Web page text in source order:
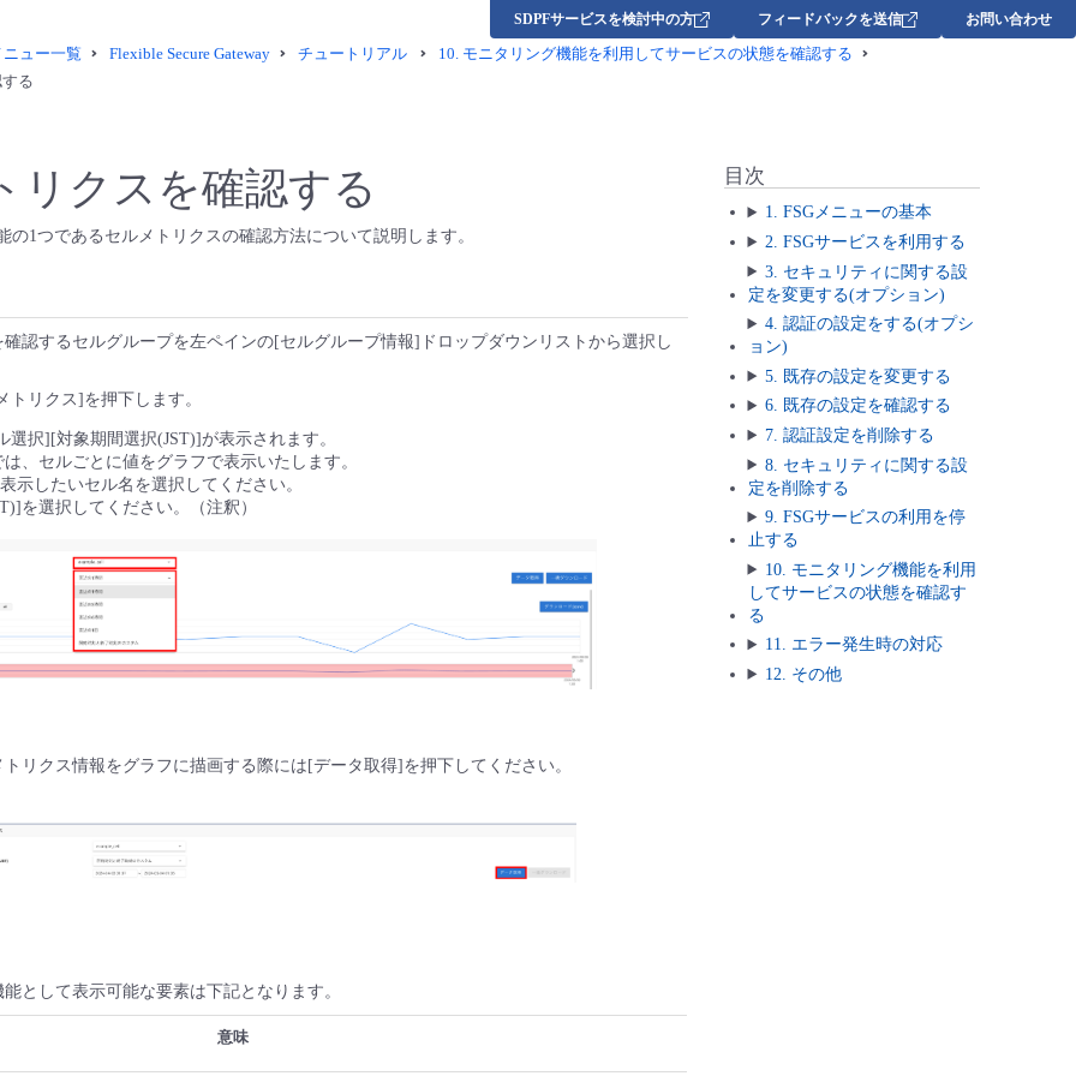
SDPFサービスを検討中の方 フィードバックを送信 お問い合わせ
ニュー一覧 Flexible Secure Gateway チュートリアル 10. モニタリング機能を利用してサービスの状態を確認する
る
リクスを確認する
の1つであるセルメトリクスの確認方法について説明します。
認するセルグループを左ペインの[セルグループ情報]ドロップダウンリストから選択し
トリクス]を押下します。
選択][対象期間選択(JST)]が表示されます。
、セルごとに値をグラフで表示いたします。
示したいセル名を選択してください。
を選択してください。（注釈）
リクス情報をグラフに描画する際には[データ取得]を押下してください。
として表示可能な要素は下記となります。
意味
目次
1. FSGメニューの基本
2. FSGサービスを利用する
3. セキュリティに関する設
定を変更する(オプション)
4. 認証の設定をする(オプシ
ョン)
5. 既存の設定を変更する
6. 既存の設定を確認する
7. 認証設定を削除する
8. セキュリティに関する設
定を削除する
9. FSGサービスの利用を停
止する
10. モニタリング機能を利用
してサービスの状態を確認す
る
11. エラー発生時の対応
12. その他